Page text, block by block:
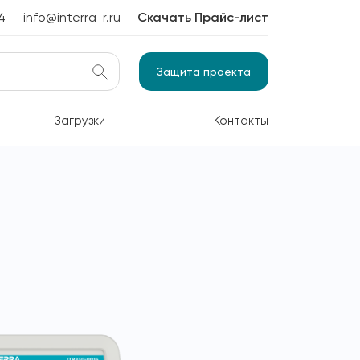
info@interra-r.ru Скачать Прайс-лист
Защита проекта
Загрузки Контакты